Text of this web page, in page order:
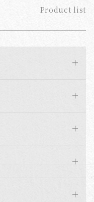
Product list